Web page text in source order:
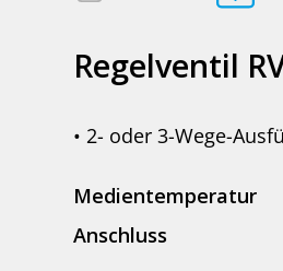
Regelventil
• 2- oder 3-Wege-
Medientemperatur
Anschluss